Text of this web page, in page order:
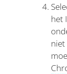
het
niet